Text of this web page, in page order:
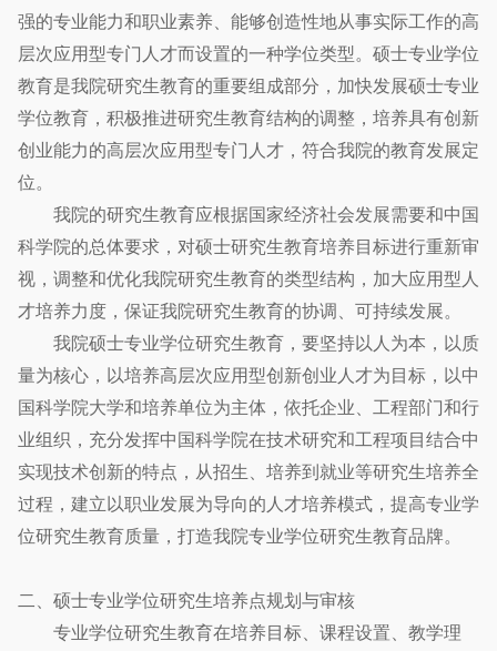
强的专业能力和职业素养、能够创造性地从事实际工作的高
层次应用型专门人才而设置的一种学位类型。硕士专业学位
教育是我院研究生教育的重要组成部分，加快发展硕士专业
学位教育，积极推进研究生教育结构的调整，培养具有创新
创业能力的高层次应用型专门人才，符合我院的教育发展定
位。
我院的研究生教育应根据国家经济社会发展需要和中国
科学院的总体要求，对硕士研究生教育培养目标进行重新审
视，调整和优化我院研究生教育的类型结构，加大应用型人
才培养力度，保证我院研究生教育的协调、可持续发展。
我院硕士专业学位研究生教育，要坚持以人为本，以质
量为核心，以培养高层次应用型创新创业人才为目标，以中
国科学院大学和培养单位为主体，依托企业、工程部门和行
业组织，充分发挥中国科学院在技术研究和工程项目结合中
实现技术创新的特点，从招生、培养到就业等研究生培养全
过程，建立以职业发展为导向的人才培养模式，提高专业学
位研究生教育质量，打造我院专业学位研究生教育品牌。
二、硕士专业学位研究生培养点规划与审核
专业学位研究生教育在培养目标、课程设置、教学理